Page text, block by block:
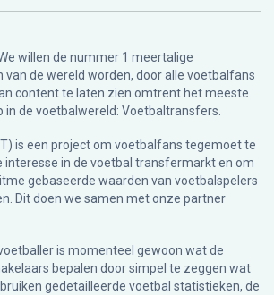
willen de nummer 1 meertalige
de wereld worden, door alle voetbalfans
content te laten zien omtrent het meeste
in de voetbalwereld: Voetbaltransfers.
is een project om voetbalfans tegemoet te
interesse in de voetbal transfermarkt en om
gebaseerde waarden van voetbalspelers
Dit doen we samen met onze partner
is momenteel gewoon wat de
bepalen door simpel te zeggen wat
gedetailleerde voetbal statistieken, de